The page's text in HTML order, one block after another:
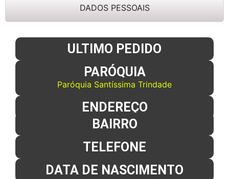
DADOS PESSOAIS
ULTIMO PEDIDO
PARÓQUIA
Paróquia Santíssima Trindade
ENDEREÇO
BAIRRO
TELEFONE
DATA DE NASCIMENTO